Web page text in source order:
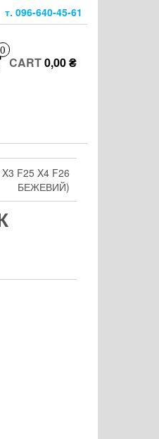
т. 096-640-45-61
0
CART0,00 ₴
F25 X4 F26
БЕЖЕВИЙ)